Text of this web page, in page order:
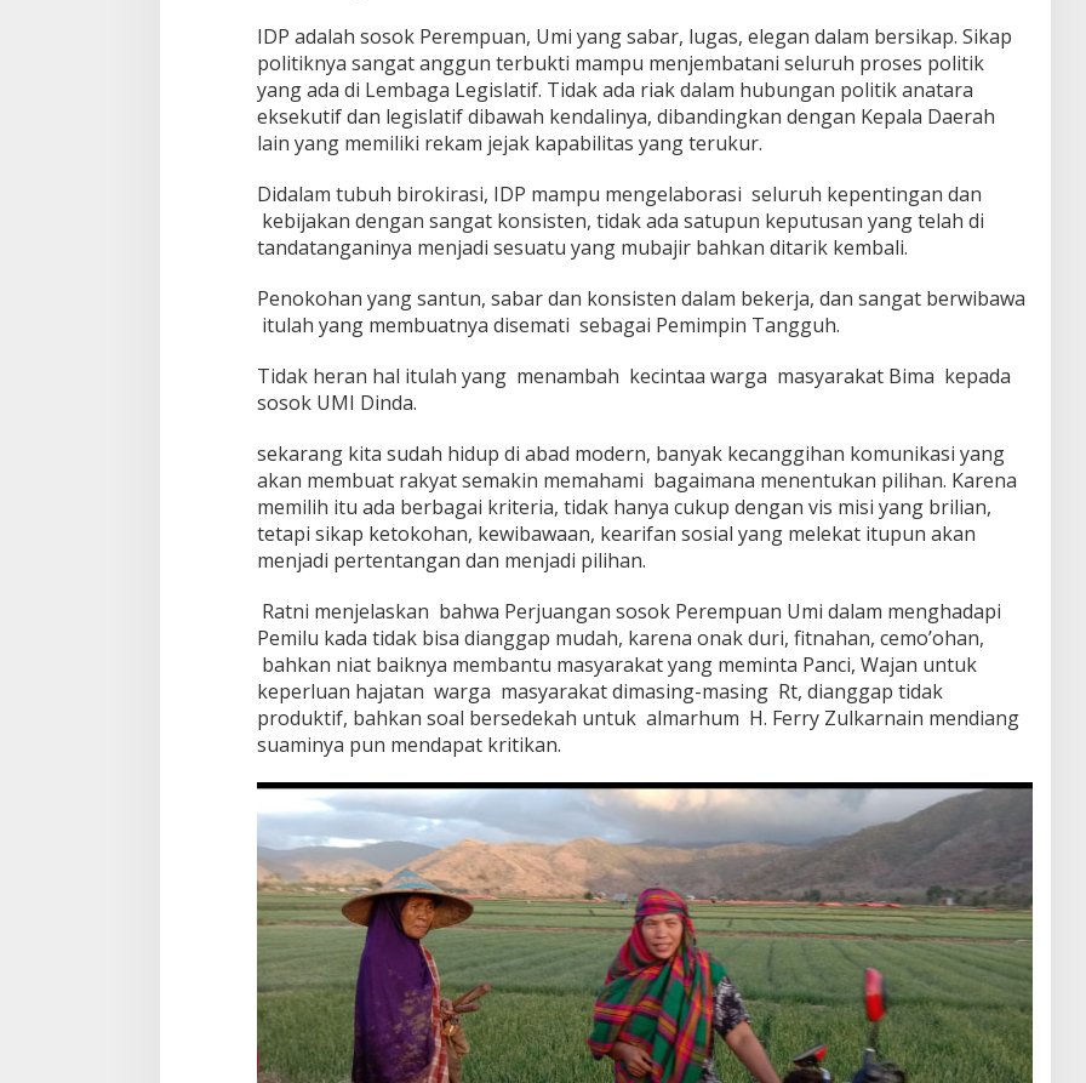
IDP adalah sosok Perempuan, Umi yang sabar, lugas, elegan dalam bersikap. Sikap
politiknya sangat anggun terbukti mampu menjembatani seluruh proses politik
yang ada di Lembaga Legislatif. Tidak ada riak dalam hubungan politik anatara
eksekutif dan legislatif dibawah kendalinya, dibandingkan dengan Kepala Daerah
lain yang memiliki rekam jejak kapabilitas yang terukur.
Didalam tubuh birokirasi, IDP mampu mengelaborasi seluruh kepentingan dan
kebijakan dengan sangat konsisten, tidak ada satupun keputusan yang telah di
tandatanganinya menjadi sesuatu yang mubajir bahkan ditarik kembali.
Penokohan yang santun, sabar dan konsisten dalam bekerja, dan sangat berwibawa
itulah yang membuatnya disemati sebagai Pemimpin Tangguh.
Tidak heran hal itulah yang menambah kecintaa warga masyarakat Bima kepada
sosok UMI Dinda.
sekarang kita sudah hidup di abad modern, banyak kecanggihan komunikasi yang
akan membuat rakyat semakin memahami bagaimana menentukan pilihan. Karena
memilih itu ada berbagai kriteria, tidak hanya cukup dengan vis misi yang brilian,
tetapi sikap ketokohan, kewibawaan, kearifan sosial yang melekat itupun akan
menjadi pertentangan dan menjadi pilihan.
Ratni menjelaskan bahwa Perjuangan sosok Perempuan Umi dalam menghadapi
Pemilu kada tidak bisa dianggap mudah, karena onak duri, fitnahan, cemo’ohan,
bahkan niat baiknya membantu masyarakat yang meminta Panci, Wajan untuk
keperluan hajatan warga masyarakat dimasing-masing Rt, dianggap tidak
produktif, bahkan soal bersedekah untuk almarhum H. Ferry Zulkarnain mendiang
suaminya pun mendapat kritikan.